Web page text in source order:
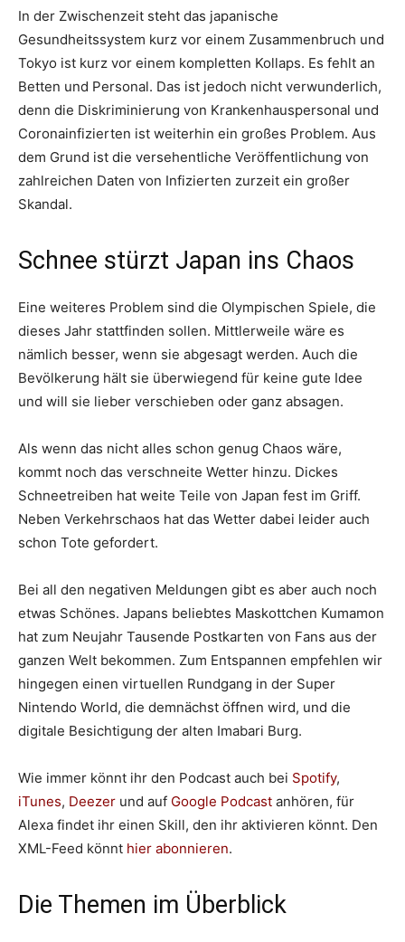
In der Zwischenzeit steht das japanische
Gesundheitssystem kurz vor einem Zusammenbruch und
Tokyo ist kurz vor einem kompletten Kollaps. Es fehlt an
Betten und Personal. Das ist jedoch nicht verwunderlich,
denn die Diskriminierung von Krankenhauspersonal und
Coronainfizierten ist weiterhin ein großes Problem. Aus
dem Grund ist die versehentliche Veröffentlichung von
zahlreichen Daten von Infizierten zurzeit ein großer
Skandal.
Schnee stürzt Japan ins Chaos
Eine weiteres Problem sind die Olympischen Spiele, die
dieses Jahr stattfinden sollen. Mittlerweile wäre es
nämlich besser, wenn sie abgesagt werden. Auch die
Bevölkerung hält sie überwiegend für keine gute Idee
und will sie lieber verschieben oder ganz absagen.
Als wenn das nicht alles schon genug Chaos wäre,
kommt noch das verschneite Wetter hinzu. Dickes
Schneetreiben hat weite Teile von Japan fest im Griff.
Neben Verkehrschaos hat das Wetter dabei leider auch
schon Tote gefordert.
Bei all den negativen Meldungen gibt es aber auch noch
etwas Schönes. Japans beliebtes Maskottchen Kumamon
hat zum Neujahr Tausende Postkarten von Fans aus der
ganzen Welt bekommen. Zum Entspannen empfehlen wir
hingegen einen virtuellen Rundgang in der Super
Nintendo World, die demnächst öffnen wird, und die
digitale Besichtigung der alten Imabari Burg.
Wie immer könnt ihr den Podcast auch bei Spotify,
iTunes, Deezer und auf Google Podcast anhören, für
Alexa findet ihr einen Skill, den ihr aktivieren könnt. Den
XML-Feed könnt hier abonnieren.
Die Themen im Überblick